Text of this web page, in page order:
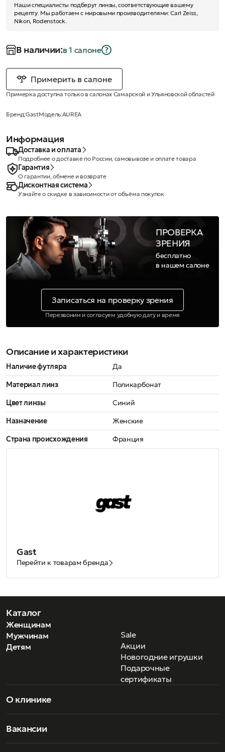
Наши специалисты подберут линзы, соответствующие вашему
рецепту. Мы работаем с мировыми производителями: Carl Zeiss,
Nikon, Rodenstock.
В наличии:в 1 салонe
Примерить в салоне
Примерка доступна только в салонах Самарской и Ульяновской областей
Бренд:GastМодель:AUREA
Информация
Доставка и оплата
Подробнее о доставке по России, самовывозе и оплате товара
Гарантия
О гарантии, обмене и возврате
Дисконтная система
Узнайте о скидке в зависимости от объёма покупок
ПРОВЕРКА
ЗРЕНИЯ
бесплатно
в нашем салоне
Записаться на проверку зрения
Перезвоним и согласуем удобную дату и время
Описание и характеристики
Наличие футляра
Да
Материал линз
Поликарбонат
Цвет линзы
Синий
Назначение
Женские
Страна происхождения
Франция
Gast
Перейти к товарам бренда
Каталог
Женщинам
Мужчинам
Детям
Sale
Акции
Новогодние игрушки
Подарочные
сертификаты
О клинике
Вакансии